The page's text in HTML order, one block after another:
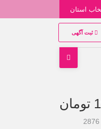
ثبت آگهی
2876